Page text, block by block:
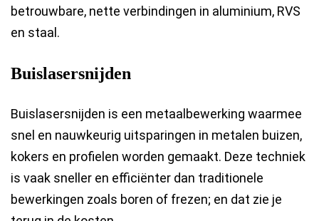
betrouwbare, nette verbindingen in aluminium, RVS
en staal.
Buislasersnijden
Buislasersnijden is een metaalbewerking waarmee
snel en nauwkeurig uitsparingen in metalen buizen,
kokers en profielen worden gemaakt. Deze techniek
is vaak sneller en efficiënter dan traditionele
bewerkingen zoals boren of frezen; en dat zie je